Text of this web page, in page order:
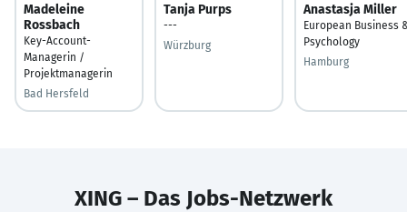
Madeleine
Rossbach
Key-Account-
Managerin /
Projektmanagerin
Bad Hersfeld
Tanja Purps
---
Würzburg
Anastasja Miller
European Business
Psychology
Hamburg
XING – Das Jobs-Netzwerk